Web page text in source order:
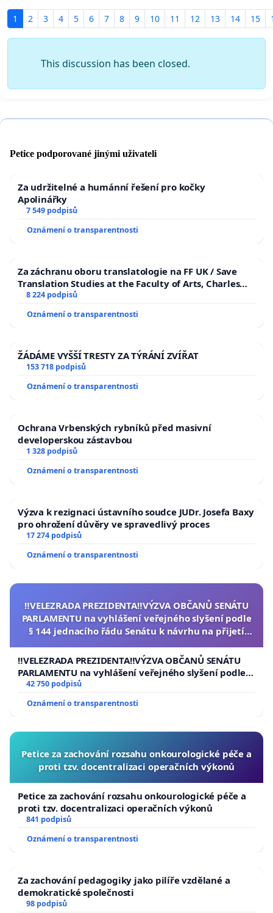
1 2 3 4 5 6 7 8 9 10 11 12 13 14 15
This discussion has been closed.
Petice podporované jinými uživateli
Za udržitelné a humánní řešení pro kočky
Apolinářky
7 549 podpisů
Oznámení o transparentnosti
Za záchranu oboru translatologie na FF UK / Save
Translation Studies at the Faculty of Arts, Charles
University
8 224 podpisů
Oznámení o transparentnosti
ŽÁDÁME VYŠŠÍ TRESTY ZA TÝRÁNÍ ZVÍŘAT
153 718 podpisů
Oznámení o transparentnosti
Ochrana Vrbenských rybníků před masivní
developerskou zástavbou
1 328 podpisů
Oznámení o transparentnosti
Výzva k rezignaci ústavního soudce JUDr. Josefa Baxy
pro ohrožení důvěry ve spravedlivý proces
17 274 podpisů
Oznámení o transparentnosti
‼️VELEZRADA PREZIDENTA‼️VÝZVA OBČANŮ SENÁTU
PARLAMENTU na vyhlášení veřejného slyšení podle
§ 144 jednacího řádu Senátu k návrhu na přijetí
republiky
‼️VELEZRADA PREZIDENTA‼️VÝZVA OBČANŮ SENÁTU
PARLAMENTU na vyhlášení veřejného slyšení podle §
144 jednacího řádu Senátu k návrhu na přijetí
republiky
42 750 podpisů
Oznámení o transparentnosti
Petice za zachování rozsahu onkourologické péče a
proti tzv. docentralizaci operačních výkonů
Petice za zachování rozsahu onkourologické péče a
proti tzv. docentralizaci operačních výkonů
841 podpisů
Oznámení o transparentnosti
Za zachování pedagogiky jako pilíře vzdělané a
demokratické společnosti
98 podpisů